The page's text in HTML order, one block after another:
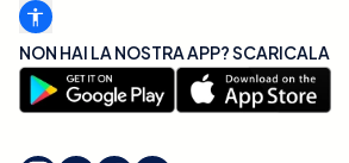
NON HAI LA NOSTRA APP? SCARICALA